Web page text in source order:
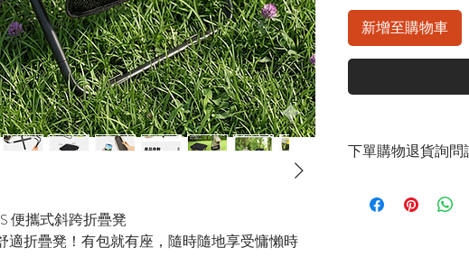
便攜式斜跨折疊凳
適折疊凳！有包就有座，隨時隨地享受慵懶時
新增至購物車
下單購物退貨詢問
單選購